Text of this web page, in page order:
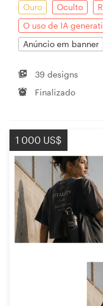
Ouro Oculto
O uso de IA
Anúncio em banner
39 designs
Finalizado
1 000 US$